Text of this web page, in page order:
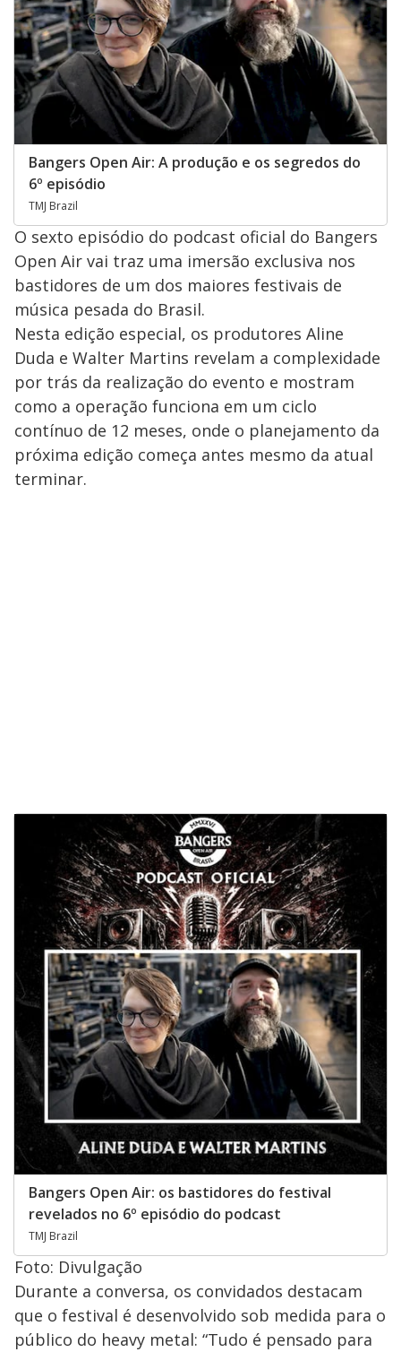
Bangers Open Air: A produção e os segredos do
6º episódio
TMJ Brazil
O sexto episódio do podcast oficial do Bangers
Open Air vai traz uma imersão exclusiva nos
bastidores de um dos maiores festivais de
música pesada do Brasil.
Nesta edição especial, os produtores Aline
Duda e Walter Martins revelam a complexidade
por trás da realização do evento e mostram
como a operação funciona em um ciclo
contínuo de 12 meses, onde o planejamento da
próxima edição começa antes mesmo da atual
terminar.
Bangers Open Air: os bastidores do festival
revelados no 6º episódio do podcast
TMJ Brazil
Foto: Divulgação
Durante a conversa, os convidados destacam
que o festival é desenvolvido sob medida para o
público do heavy metal: “Tudo é pensado para